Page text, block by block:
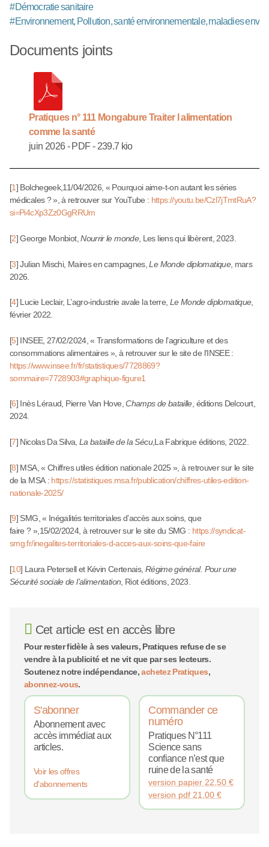
#Démocratie sanitaire
#Environnement, Pollution, santé environnementale, maladies
Documents joints
Pratiques n° 111 Mongabure Traiter l alimentation
comme la santé
juin 2026 - PDF- 239.7 kio
[1] Bolchegeek,11/04/2026, « Pourquoi aime-t-on autant les séries
médicales ? », à retrouver sur YouTube : https://youtu.be/Czl7jTmtRuA?
si=Pi4cXp3Zz0GgRRUm
[2]George Monbiot,Nourrir le monde, Les liens qui libèrent, 2023.
[3]Julian Mischi, Maires en campagnes,Le Monde diplomatique, mars
2026.
[4] Lucie Leclair, L’agro-industrie avale la terre, Le Monde diplomatique,
février 2022.
[5] INSEE, 27/02/2024, « Transformations de l’agriculture et des
consommations alimentaires », à retrouver sur le site de l’INSEE :
https://www.insee.fr/fr/statistiques/7728869?
sommaire=7728903#graphique-figure1
[6] Inès Léraud, Pierre Van Hove,Champs de bataille, éditions Delcourt,
2024.
[7] Nicolas Da Silva, La bataille de la Sécu,La Fabrique éditions, 2022.
[8] MSA, « Chiffres utiles édition nationale 2025 », à retrouver sur le site
de la MSA : https://statistiques.msa.fr/publication/chiffres-utiles-edition-
nationale-2025/
[9] SMG, « Inégalités territoriales d’accès aux soins, que
faire ? »,15/02/2024, à retrouver sur le site du SMG : https://syndicat-
smg.fr/inegalites-territoriales-d-acces-aux-soins-que-faire
[10] Laura Petersell et Kévin Certenais, Régime général. Pour une
Sécurité sociale de l’alimentation , Riot éditions, 2023.
Cet article est en accès libre
Pour rester fidèle à ses valeurs, Pratiques refuse de se
vendre à la publicité et ne vit que par ses lecteurs.
Soutenez notre indépendance,achetez Pratiques,
abonnez-vous.
S'abonner
Abonnement avec
accès immédiat aux
articles.
Voir les offres
d'abonnements
Commander ce
numéro
Pratiques N°111
Science sans
confiance n’est que
ruine de la santé
version papier 22,50€
version pdf 21,00€